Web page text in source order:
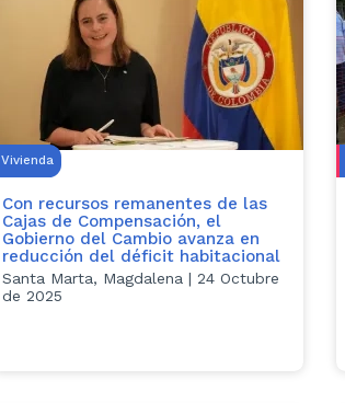
Vivienda
Con recursos remanentes de las
Cajas de Compensación, el
Gobierno del Cambio avanza en
reducción del déficit habitacional
Santa Marta, Magdalena | 24 Octubre
de 2025